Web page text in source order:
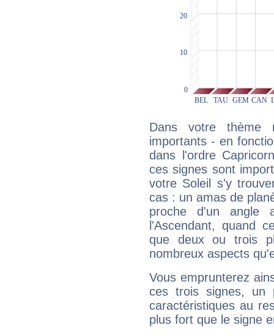
Dans votre thème
importants - en
dans l'ordre
ces signes sont
votre Soleil s'y
cas : un amas de
proche d'un
l'Ascendant, quand
que deux ou trois
nombreux aspects
Vous emprunterez
ces trois signes, un
caractéristiques au
plus fort que le signe